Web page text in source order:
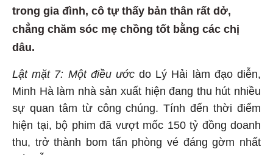
trong gia đình, cô tự thấy bản thân rất dở,
chẳng chăm sóc mẹ chồng tốt bằng các chị
dâu.
Lật mặt 7: Một điều ướcdo Lý Hải làm đạo diễn,
Minh Hà làm nhà sản xuất hiện đang thu hút nhiều
sự quan tâm từ công chúng. Tính đến thời điểm
hiện tại, bộ phim đã vượt mốc 150 tỷ đồng doanh
thu, trở thành bom tấn phòng vé đáng gờm nhất